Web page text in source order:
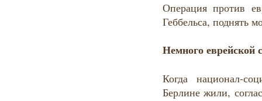
Операция против
Геббельса, поднять
Немного еврейской
Когда национал-
Берлине жили,